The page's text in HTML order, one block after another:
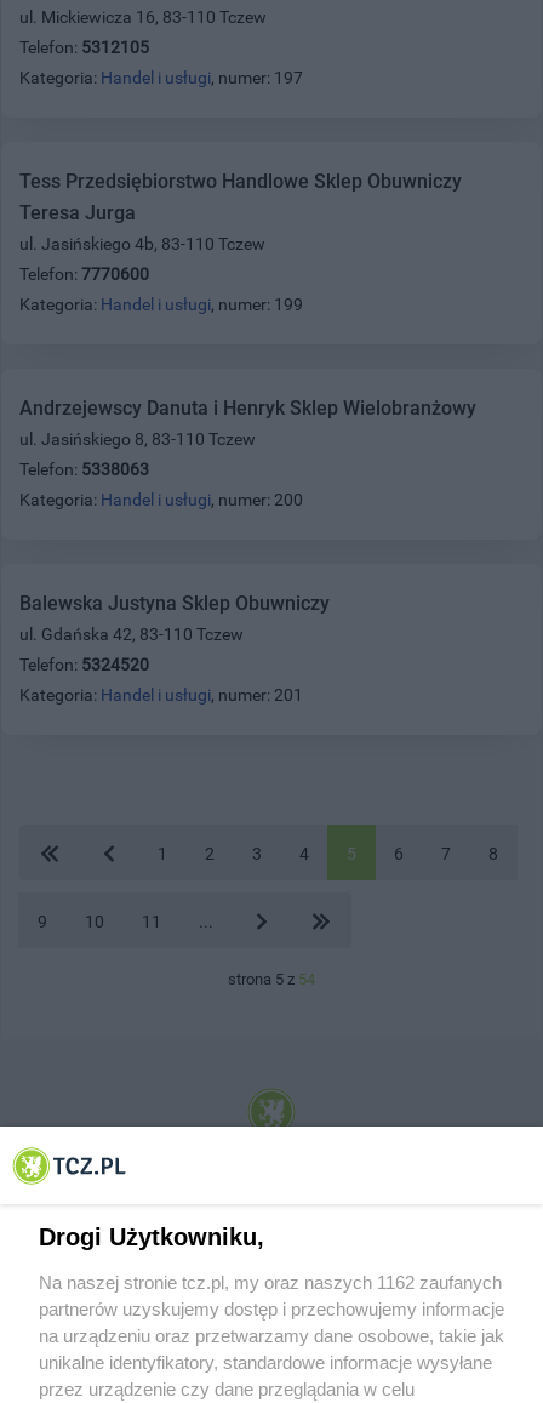
ul. Mickiewicza 16, 83-110 Tczew
Telefon: 5312105
Kategoria: Handel i usługi, numer: 197
Tess Przedsiębiorstwo Handlowe Sklep Obuwniczy
Teresa Jurga
ul. Jasińskiego 4b, 83-110 Tczew
Telefon: 7770600
Kategoria: Handel i usługi, numer: 199
Andrzejewscy Danuta i Henryk Sklep Wielobranżowy
ul. Jasińskiego 8, 83-110 Tczew
Telefon: 5338063
Kategoria: Handel i usługi, numer: 200
Balewska Justyna Sklep Obuwniczy
ul. Gdańska 42, 83-110 Tczew
Telefon: 5324520
Kategoria: Handel i usługi, numer: 201
1 2 3 4 5 6 7 8
9 10 11
strona 5 z 54
© 2001-2026 Tczew - TCZ.PL Sp. z o.o. Internetowy Serwis Informacyjny Miasta
Drogi Użytkowniku,
Na naszej stronie tcz.pl, my oraz naszych 1162 zaufanych
partnerów uzyskujemy dostęp i przechowujemy informacje
na urządzeniu oraz przetwarzamy dane osobowe, takie jak
unikalne identyfikatory, standardowe informacje wysyłane
przez urządzenie czy dane przeglądania w celu